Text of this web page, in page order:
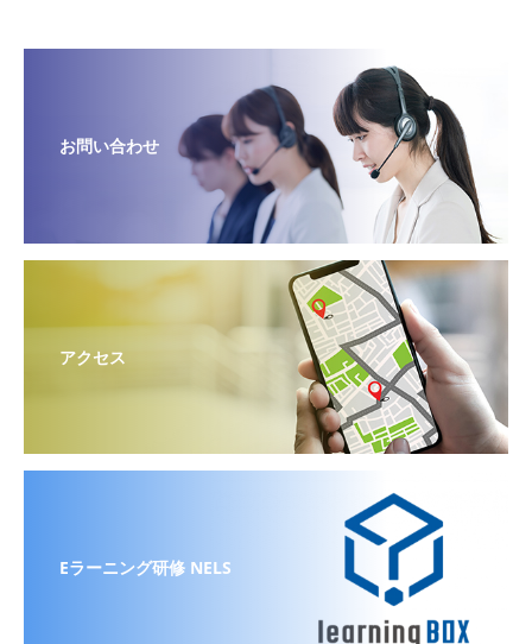
お問い合わせ
アクセス
Eラーニング研修 NELS